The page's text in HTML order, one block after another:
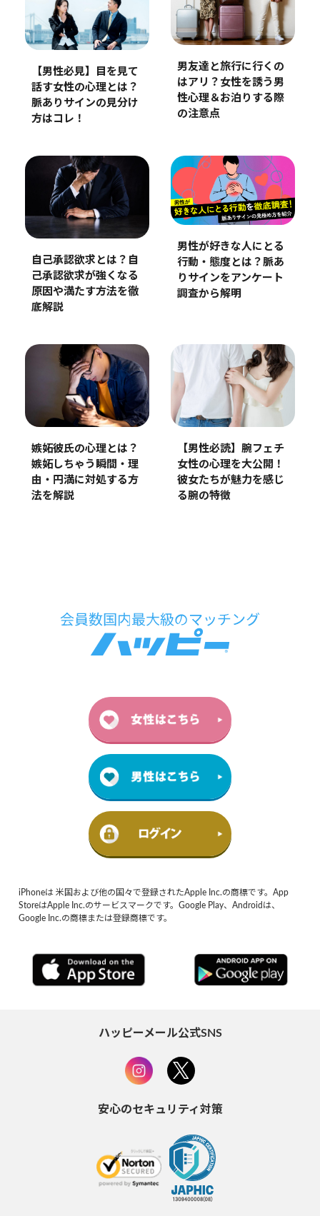
【男性必見】目を見て
話す女性の心理とは？
脈ありサインの見分け
方はコレ！
男友達と旅行に行くの
はアリ？女性を誘う男
性心理＆お泊りする際
の注意点
自己承認欲求とは？自
己承認欲求が強くなる
原因や満たす方法を徹
底解説
男性が好きな人にとる
行動・態度とは？脈あ
りサインをアンケート
調査から解明
嫉妬彼氏の心理とは？
嫉妬しちゃう瞬間・理
由・円満に対処する方
法を解説
【男性必読】腕フェチ
女性の心理を大公開！
彼女たちが魅力を感じ
る腕の特徴
iPhoneは 米国および他の国々で登録されたApple Inc.の商標です。App
StoreはApple Inc.のサービスマークです。Google Play、Androidは、
Google Inc.の商標または登録商標です。
ハッピーメール公式SNS
安心のセキュリティ対策